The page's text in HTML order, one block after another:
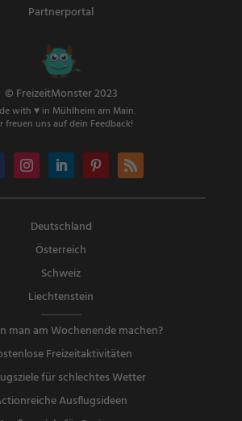
Partnerportal
© FreizeitMonster 2023
with ♥ in Mühlheim am Main.
freuen uns auf dein Feedback!
Deutschland
Österreich
Schweiz
Liechtenstein
man am Wochenende machen?
Freizeitaktivitäten
für schlechtes Wetter
Ausflugsideen